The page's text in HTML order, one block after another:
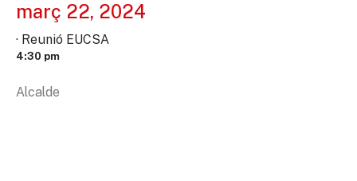
març 22, 2024
· Reunió EUCSA
4:30 pm
Alcalde